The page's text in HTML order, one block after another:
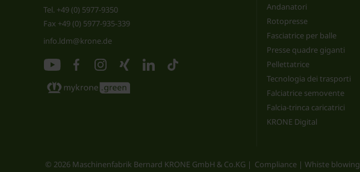
Tel. +49 (0) 5977-9350
Fax +49 (0) 5977-935-339
info.ldm@krone.de
Andanatori
Rotopresse
Fasciatrice per balle
Presse quadre giganti
Pellettatrice
Tecnologia dei trasporti
Falciatrice semovente
Falcia-trinca caricatrici
KRONE Digital
© 2026 Maschinenfabrik Bernard KRONE GmbH & Co.KG Compliance | Whiste blowing